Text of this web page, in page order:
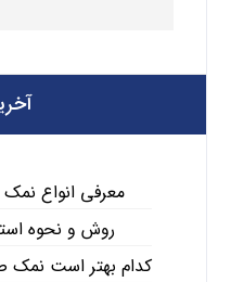
معرفی انواع
روش و نحوه
کدام بهتر است نمک